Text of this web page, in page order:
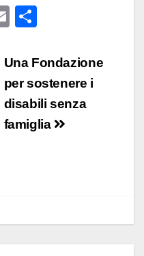
E
ail n
di
vi
di
Una Fondazione
per sostenere i
disabili senza
famiglia